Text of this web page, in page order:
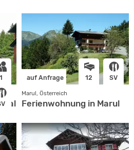
1 auf Anfrage 12 SV
Marul, Österreich
Ferienwohnung in Marul